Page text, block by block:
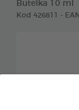
Butelka 10 ml
Kod 426811 -